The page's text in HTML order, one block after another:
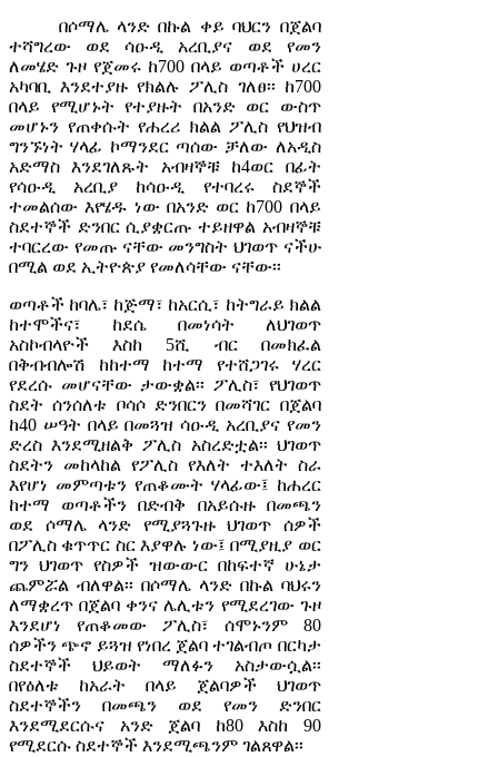
በሶማሌ ላንድ በኩል ቀይ ባህርን በጀልባ
ተሻግረው ወደ ሳዑዲ አረቢያና ወደ የመን
ለመሄድ ጉዞ የጀመሩ ከ700 በላይ ወጣቶች ሀረር
አካባቢ እንደተያዙ የክልሉ ፖሊስ ገለፀ፡፡ ከ700
በላይ የሚሆኑት የተያዙት በአንድ ወር ውስጥ
መሆኑን የጠቀሱት የሐረሪ ክልል ፖሊስ የህዝብ
ግንኙነት ሃላፊ ኮማንደር ጣሰው ቻለው ለአዲስ
አድማስ እንደገለጹት አብዛኞቹ ከ4ወር በፊት
የሳዑዲ አረቢያ ከሳዑዲ የተባረሩ ስደኞች
ተመልሰው እየሄዱ ነው በአንድ ወር ከ700 በላይ
ስደተኞች ድንበር ሲያቋርጡ ተይዘዋል አብዛኞቹ
ተባርረው የመጡ ናቸው መንግስት ህገወጥ ናችሁ
በሚል ወደ ኢትዮጵያ የመለሳቸው ናቸው፡፡
ወጣቶች ከባሌ፣ ከጅማ፣ ከአርሲ፣ ከትግራይ ክልል
ከተሞችና፣ ከደሴ በመነሳት ለህገወጥ
አስኮብላዮች እስከ 5ሺ ብር በመክፈል
በቅብብሎሽ ከከተማ ከተማ የተሸጋገሩ ሃረር
የደረሱ መሆናቸው ታውቋል፡፡ ፖሊስ፣ የህገወጥ
ስደት ሰንሰለቱ ቦሳሶ ድንበርን በመሻገር በጀልባ
ከ40 ሠዓት በላይ በመጓዝ ሳዑዲ አረቢያና የመን
ድረስ እንደሚዘልቅ ፖሊስ አስረድቷል፡፡ ህገወጥ
ስደትን መከላከል የፖሊስ የእለት ተእለት ስራ
እየሆነ መምጣቱን የጠቆሙት ሃላፊው፤ ከሐረር
ከተማ ወጣቶችን በድብቅ በአይሱዙ በመጫን
ወደ ሶማሌ ላንድ የሚያጓጉዙ ህገወጥ ሰዎች
በፖሊስ ቁጥጥር ስር እያዋሉ ነው፤ በሚያዚያ ወር
ግን ህገወጥ የስዎች ዝውውር በከፍተኛ ሁኔታ
ጨምሯል ብለዋል፡፡ በሶማሌ ላንድ በኩል ባህሩን
ለማቋረጥ በጀልባ ቀንና ሌሊቱን የሚደረገው ጉዞ
እንደሆነ የጠቆመው ፖሊስ፣ ሰሞኑንም 80
ሰዎችን ጭኖ ይጓዝ የነበረ ጀልባ ተገልብጦ በርካታ
ስደተኞች ህይወት ማለፉን አስታውሷል፡፡
በየዕለቱ ከአራት በላይ ጀልባዎች ህገወጥ
ስደተኞችን በመጫን ወደ የመን ድንበር
እንደሚደርሱና አንድ ጀልባ ከ80 እስከ 90
የሚደርሱ ስደተኞች እንደሚጫንም ገልጸዋል፡፡